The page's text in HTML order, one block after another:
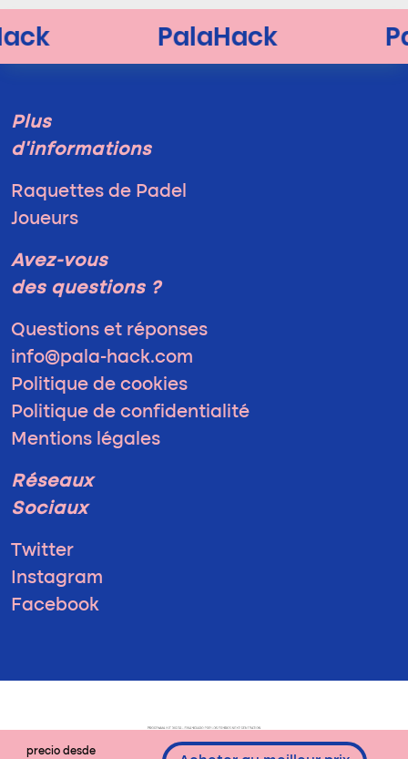
precio desde
Plus
d'informations
Raquettes de Padel
Joueurs
Avez-vous
des questions ?
Questions et réponses
info@pala-hack.com
Politique de cookies
Politique de confidentialité
Mentions légales
Réseaux
Sociaux
Twitter
Instagram
Facebook